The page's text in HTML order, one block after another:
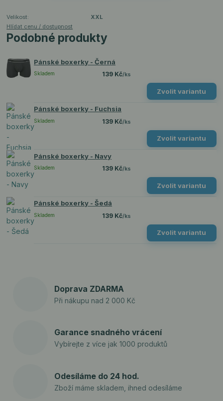
Velikost:
XXL
Hlídat cenu / dostupnost
Podobné produkty
Pánské boxerky - Černá
139 Kč/ks
Skladem
Zvolit variantu
Pánské boxerky - Fuchsia
139 Kč/ks
Skladem
Zvolit variantu
Pánské boxerky - Navy
139 Kč/ks
Skladem
Zvolit variantu
Pánské boxerky - Šedá
139 Kč/ks
Skladem
Zvolit variantu
Doprava ZDARMA
Při nákupu nad 2 000 Kč
Garance snadného vrácení
Vybírejte z více jak 1000 produktů
Odesíláme do 24 hod.
Zboží máme skladem, ihned odesíláme